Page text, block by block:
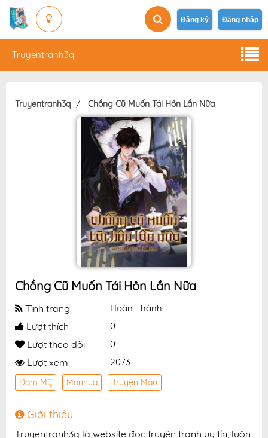
Đăng ký Đăng nhập
Truyentranh3q
Truyentranh3q Chồng Cũ Muốn Tái Hôn Lần Nữa
Chồng Cũ Muốn Tái Hôn Lần Nữa
Tình trạng Hoàn Thành
Lượt thích 0
Lượt theo dõi 0
Lượt xem 2073
Đam Mỹ Manhua Truyện Màu
Giới thiệu
Truyentranh3q là website đọc truyện tranh uy tín, luôn